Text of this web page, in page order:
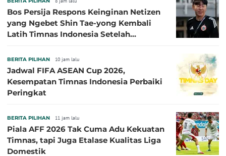
Bos Persija Respons Keinginan Netizen
yang Ngebet Shin Tae-yong Kembali
Latih Timnas Indonesia Setelah
BERITA PILIHAN 10 jam lalu
Jadwal FIFA ASEAN Cup 2026,
Kesempatan Timnas Indonesia Perbaiki
Peringkat
BERITA PILIHAN 11 jam lalu
Piala AFF 2026 Tak Cuma Adu Kekuatan
Timnas, tapi Juga Etalase Kualitas Liga
Domestik